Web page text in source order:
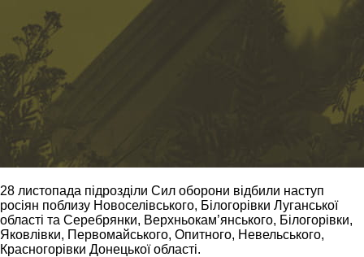
28 листопада підрозділи Сил оборони відбили наступ
росіян поблизу Новоселівського, Білогорівки Луганської
області та Серебрянки, Верхньокам’янського, Білогорівки,
Яковлівки, Первомайського, Опитного, Невельського,
Красногорівки Донецької області.